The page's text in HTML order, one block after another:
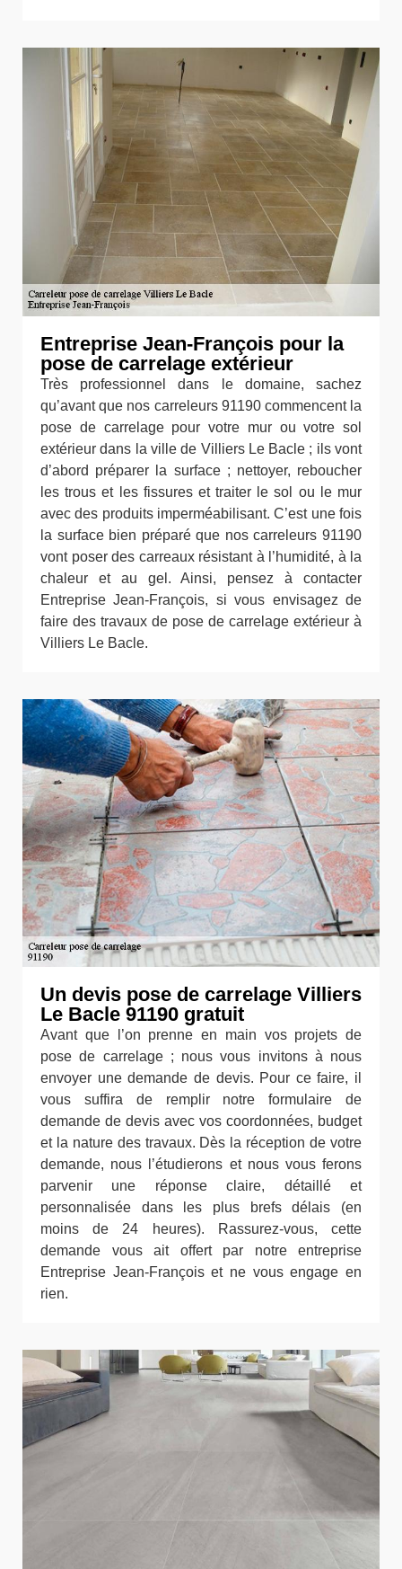
Entreprise Jean-François pour la
pose de carrelage extérieur
Très professionnel dans le domaine, sachez
qu’avant que nos carreleurs 91190 commencent la
pose de carrelage pour votre mur ou votre sol
extérieur dans la ville de Villiers Le Bacle ; ils vont
d’abord préparer la surface ; nettoyer, reboucher
les trous et les fissures et traiter le sol ou le mur
avec des produits imperméabilisant. C’est une fois
la surface bien préparé que nos carreleurs 91190
vont poser des carreaux résistant à l’humidité, à la
chaleur et au gel. Ainsi, pensez à contacter
Entreprise Jean-François, si vous envisagez de
faire des travaux de pose de carrelage extérieur à
Villiers Le Bacle.
Un devis pose de carrelage Villiers
Le Bacle 91190 gratuit
Avant que l’on prenne en main vos projets de
pose de carrelage ; nous vous invitons à nous
envoyer une demande de devis. Pour ce faire, il
vous suffira de remplir notre formulaire de
demande de devis avec vos coordonnées, budget
et la nature des travaux. Dès la réception de votre
demande, nous l’étudierons et nous vous ferons
parvenir une réponse claire, détaillé et
personnalisée dans les plus brefs délais (en
moins de 24 heures). Rassurez-vous, cette
demande vous ait offert par notre entreprise
Entreprise Jean-François et ne vous engage en
rien.